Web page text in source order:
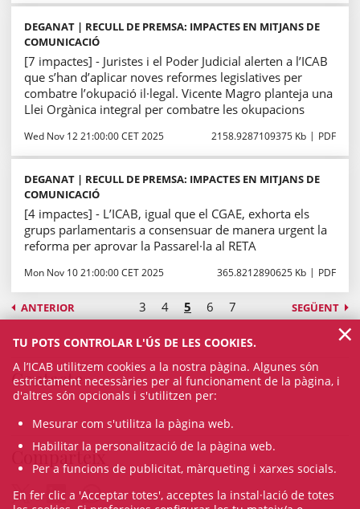
DEGANAT | RECULL DE PREMSA: IMPACTES EN MITJANS DE
COMUNICACIÓ
[7 impactes] - Juristes i el Poder Judicial alerten a l’ICAB
que s’han d’aplicar noves reformes legislatives per
combatre l’okupació il·legal. Vicente Magro planteja una
Llei Orgànica integral per combatre les okupacions
Wed Nov 12 21:00:00 CET 2025 2158.9287109375 Kb PDF
DEGANAT | RECULL DE PREMSA: IMPACTES EN MITJANS DE
COMUNICACIÓ
[4 impactes] - L’ICAB, igual que el CGAE, exhorta els
grups parlamentaris a consensuar de manera urgent la
reforma per aprovar la Passarel·la al RETA
Mon Nov 10 21:00:00 CET 2025 365.8212890625 Kb PDF
ANTERIOR 3 4 5 6 7 SEGÜENT
Contacte
Comparteix
TU POTS CONTROLAR L'ÚS DE LES COOKIES.
A l’ICAB utilitzem cookies a la nostra pàgina. Algunes són
estrictament necessàries per al funcionament de la pàgina, i
d'altres són opcionals i s'utilitzen per:
Mesurar com s'utilitza la pàgina web.
Habilitar la personalització de la pàgina web.
Per a funcions de publicitat, màrqueting i xarxes socials.
En fer clic a 'Acceptar totes', acceptes la instal·lació de totes
×